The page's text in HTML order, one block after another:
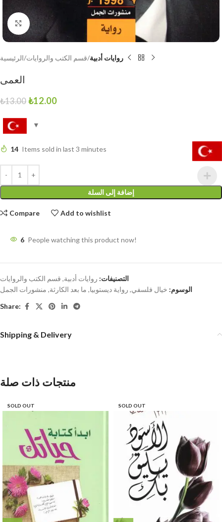
Click to enlarge
الرئيسية قسم الكتب والروايات روايات أدبية
العمى
₺13.00 ₺12.00
14 Items sold in last 3 minutes
إضافة إلى السلة
Compare Add to wishlist
6 People watching this product now!
التصنيفات: روايات أدبية, قسم الكتب والروايات
الوسوم: خيال فلسفي, رواية ديستوبيا, ما بعد الكارثة, منشورات الجمل
Share:
Shipping & Delivery
منتجات ذات صلة
SOLD OUT SOLD OUT